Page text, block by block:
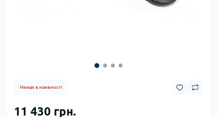
Немає в наявності
11 430 грн.